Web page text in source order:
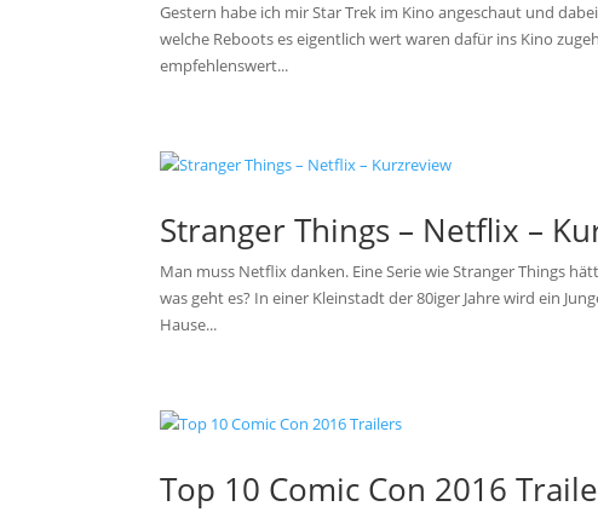
Gestern habe ich mir Star Trek im Kino angeschaut und
welche Reboots es eigentlich wert waren dafür ins Kino
empfehlenswert...
Stranger Things – Netflix –
Man muss Netflix danken. Eine Serie wie Stranger Things
was geht es? In einer Kleinstadt der 80iger Jahre wird ein
Hause...
Top 10 Comic Con 2016